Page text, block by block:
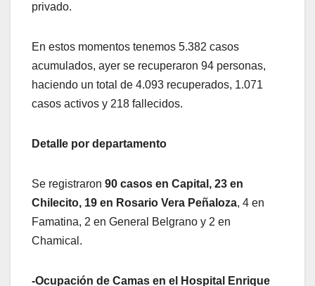
privado.
En estos momentos tenemos 5.382 casos
acumulados, ayer se recuperaron 94 personas,
haciendo un total de 4.093 recuperados, 1.071
casos activos y 218 fallecidos.
Detalle por departamento
Se registraron 90 casos en Capital, 23 en
Chilecito, 19 en Rosario Vera Peñaloza, 4 en
Famatina, 2 en General Belgrano y 2 en
Chamical.
-Ocupación de Camas en el Hospital Enrique